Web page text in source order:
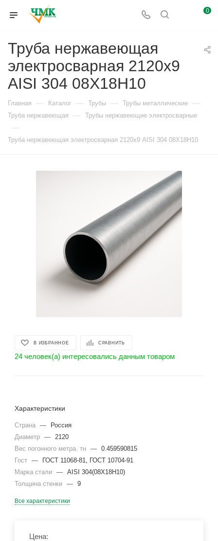
0
Труба нержавеющая
электросварная 2120х9
AISI 304 08Х18Н10
Главная — Каталог — Трубы — Трубы металлические —
Труба нержавеющая — Трубы нержавеющие электросварные
—
Труба нержавеющая электросварная 2120х9 AISI 304 08Х18Н10
В ИЗБРАННОЕ СРАВНИТЬ
24 человек(а) интересовались данным товаром
Характеристики
Страна —
Россия
Диаметр — 2120
Вес погонного метра. тн — 0.459590815
Гост —
ГОСТ 11068-81, ГОСТ 10704-91
Марка стали — AISI 304(08Х18Н10)
Толщина стенки — 9
Все характеристики
Цена: